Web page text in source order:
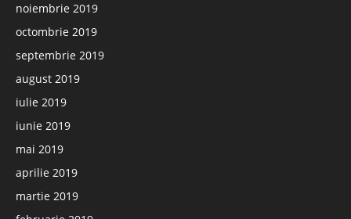
noiembrie 2019
octombrie 2019
septembrie 2019
august 2019
iulie 2019
iunie 2019
mai 2019
aprilie 2019
martie 2019